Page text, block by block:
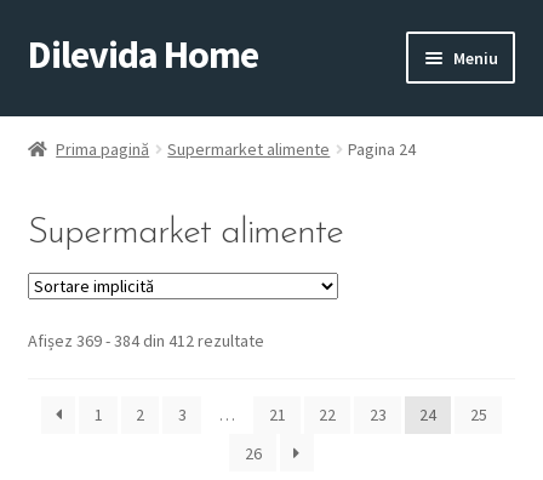
Sari
la
Sari
la
Dilevida Home Meniu
Prima pagină Supermarket alimente Pagina 24
Supermarket alimente
Afișez 369 - 384 din 412 rezultate
1 2 3 … 21 22 23 24
25
26